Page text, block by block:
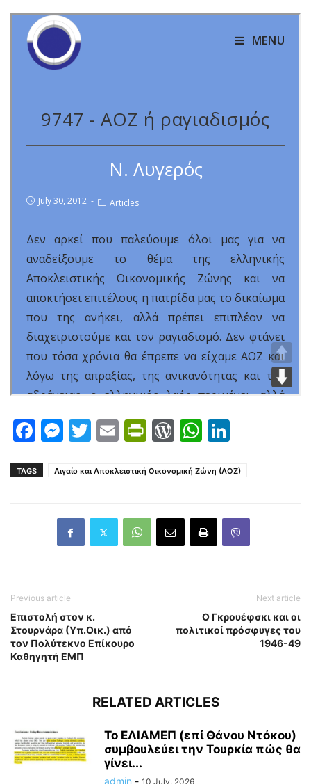
Facebook
Messenger
Twitter
EmailPrintFriendly
WordPress
WhatsApp
TAGS Αιγαίο και Αποκλειστική Οικονομική Ζώνη (ΑΟΖ)
Previous article
Επιστολή στον κ.
Στουρνάρα (Υπ.Οικ.) από
τον Πολύτεκνο Επίκουρο
Καθηγητή ΕΜΠ
Next article
Ο Γκρουέφσκι και οι
πολιτικοί πρόσφυγες του
1946-49
RELATED ARTICLES
Το ΕΛΙΑΜΕΠ (επί Θάνου Ντόκου)
συμβουλεύει την Τουρκία πώς θα
γίνει...
admin - 10 July, 2026